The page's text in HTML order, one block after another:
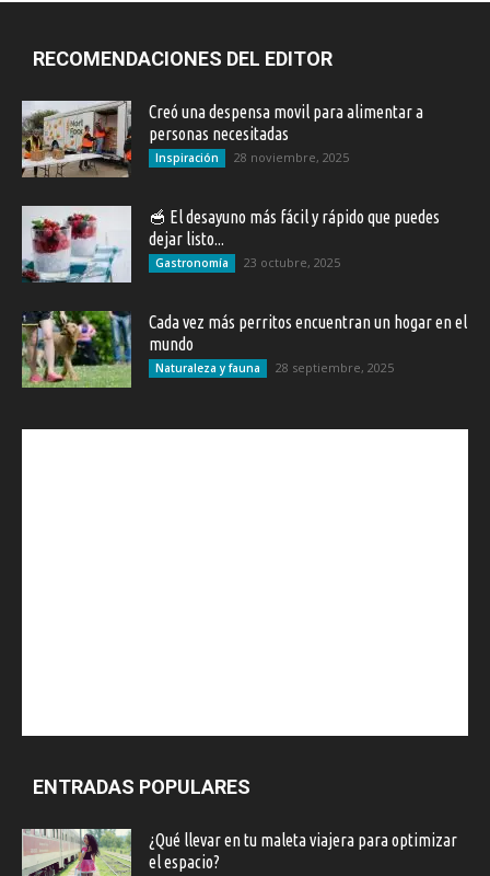
RECOMENDACIONES DEL EDITOR
Creó una despensa movil para alimentar a
personas necesitadas
Inspiración 28 noviembre, 2025
🥣 El desayuno más fácil y rápido que puedes
dejar listo...
Gastronomía 23 octubre, 2025
Cada vez más perritos encuentran un hogar en el
mundo
Naturaleza y fauna 28 septiembre, 2025
ENTRADAS POPULARES
¿Qué llevar en tu maleta viajera para optimizar
el espacio?